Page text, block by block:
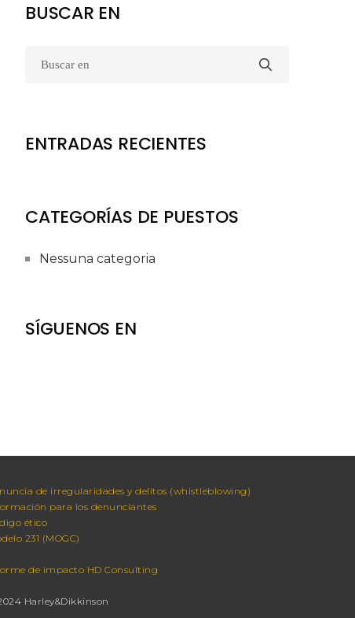
BUSCAR EN
ENTRADAS RECIENTES
CATEGORÍAS DE PUESTOS
Nessuna categoria
SÍGUENOS EN
de irregularidades y delitos (whistleblowing)
para los denunciantes
ético
231 (MOGC)
de impacto HD Consulting
Harley&Dikkinson